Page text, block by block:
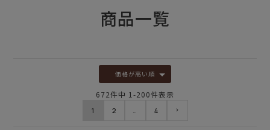
商品一覧
価格が高い順
672件中 1 -200件表示
1 2 4